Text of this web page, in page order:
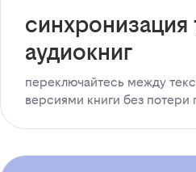
синхронизация
аудиокниг
переключайтесь между
версиями книги без потери